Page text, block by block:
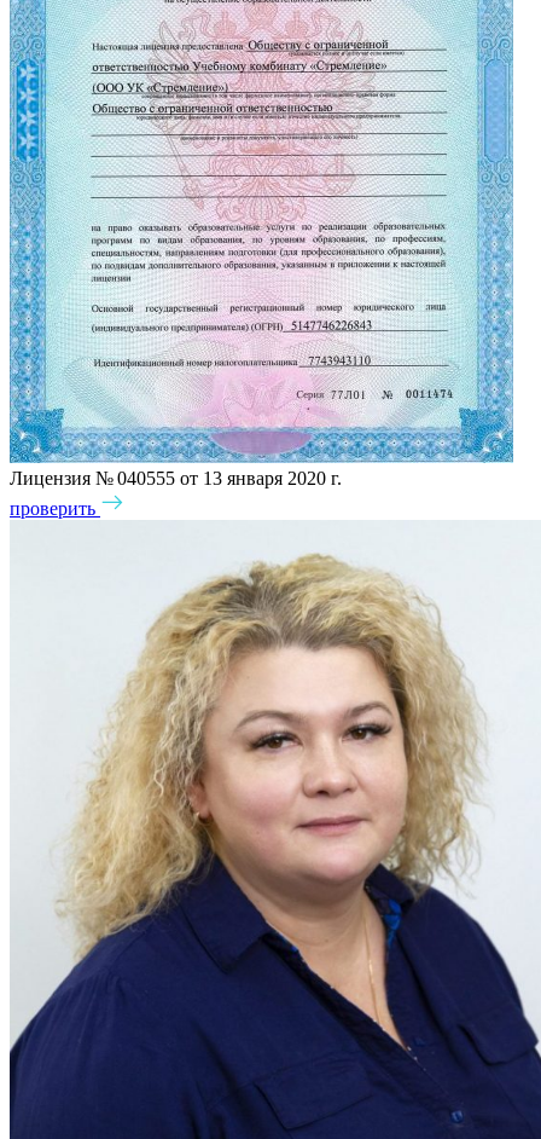
Лицензия № 040555 от 13 января 2020 г.
проверить